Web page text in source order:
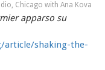
Chicago with Ana Kova
apparso su
article/shaking-the-